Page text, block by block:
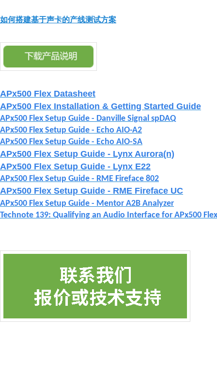
如何搭建基于声卡的产线测试方案
APx500 Flex Datasheet
APx500 Flex Installation & Getting Started Guide
APx500 Flex Setup Guide - Danville Signal spDAQ
APx500 Flex Setup Guide - Echo AIO-A2
APx500 Flex Setup Guide - Echo AIO-SA
APx500 Flex Setup Guide - Lynx Aurora(n)
APx500 Flex Setup Guide - Lynx E22
APx500 Flex Setup Guide - RME Fireface 802
APx500 Flex Setup Guide - RME Fireface UC
APx500 Flex Setup Guide - Mentor A2B Analyzer
Technote 139: Qualifying an Audio Interface for APx500 Flex